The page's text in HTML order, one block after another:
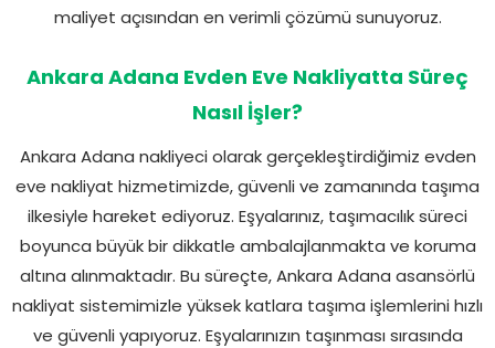
maliyet açısından en verimli çözümü sunuyoruz.
Ankara Adana Evden Eve Nakliyatta Süreç
Nasıl İşler?
Ankara Adana nakliyeci olarak gerçekleştirdiğimiz evden
eve nakliyat hizmetimizde, güvenli ve zamanında taşıma
ilkesiyle hareket ediyoruz. Eşyalarınız, taşımacılık süreci
boyunca büyük bir dikkatle ambalajlanmakta ve koruma
altına alınmaktadır. Bu süreçte, Ankara Adana asansörlü
nakliyat sistemimizle yüksek katlara taşıma işlemlerini hızlı
ve güvenli yapıyoruz. Eşyalarınızın taşınması sırasında